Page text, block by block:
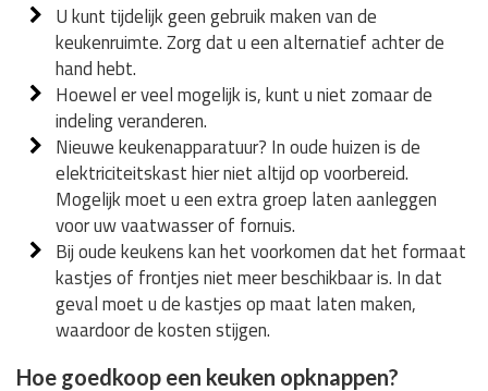
U kunt tijdelijk geen gebruik maken van de
keukenruimte. Zorg dat u een alternatief achter de
hand hebt.
Hoewel er veel mogelijk is, kunt u niet zomaar de
indeling veranderen.
Nieuwe keukenapparatuur? In oude huizen is de
elektriciteitskast hier niet altijd op voorbereid.
Mogelijk moet u een extra groep laten aanleggen
voor uw vaatwasser of fornuis.
Bij oude keukens kan het voorkomen dat het formaat
kastjes of frontjes niet meer beschikbaar is. In dat
geval moet u de kastjes op maat laten maken,
waardoor de kosten stijgen.
Hoe goedkoop een keuken opknappen?